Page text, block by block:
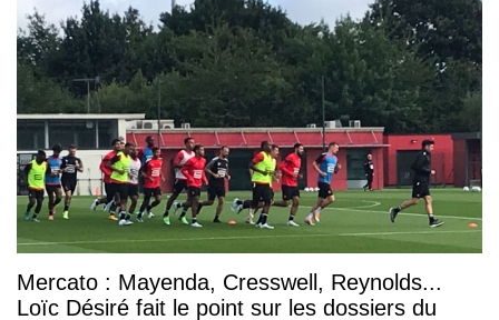
Mercato : Mayenda, Cresswell, Reynolds...
Loïc Désiré fait le point sur les dossiers du